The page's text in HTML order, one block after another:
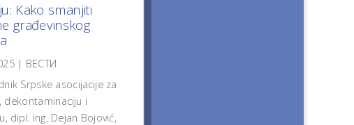
Kako smanjiti
građevinskog
| ВЕСТИ
Srpske asocijacije za
dekontaminaciju i
dipl. ing. Dejan Bojović,